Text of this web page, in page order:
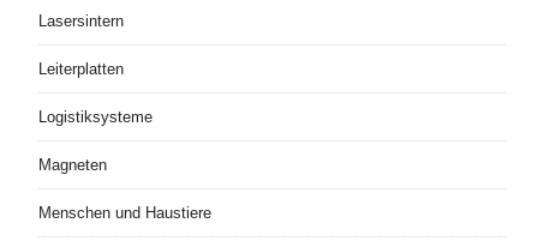
Lasersintern
Leiterplatten
Logistiksysteme
Magneten
Menschen und Haustiere